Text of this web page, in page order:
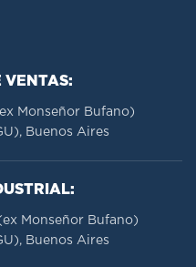
VENTAS:
Monseñor Bufano)
Buenos Aires
Monseñor Bufano)
Buenos Aires